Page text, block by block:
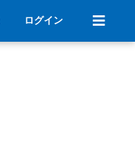
ログイン